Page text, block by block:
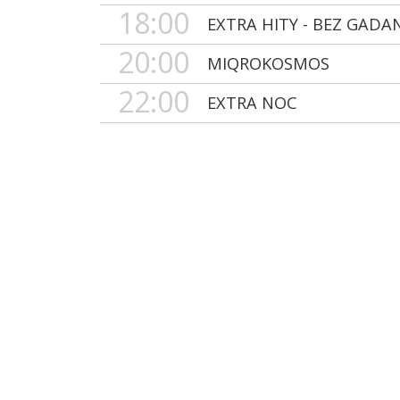
18:00
EXTRA HITY - BEZ
20:00 MIQROKOSMOS
22:00 EXTRA NOC